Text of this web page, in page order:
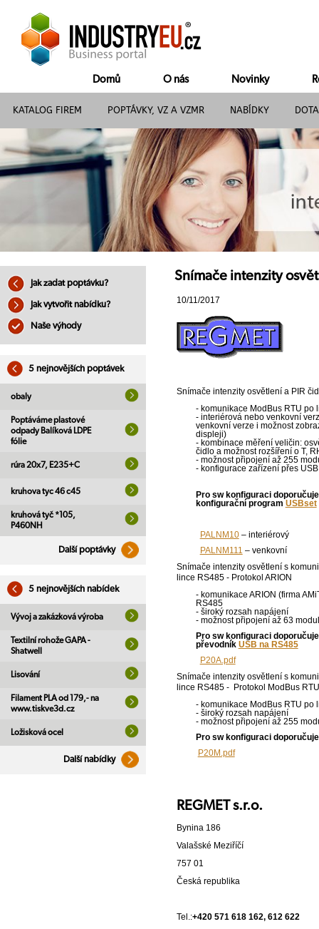
Domů O nás Novinky
KATALOG FIREM POPTÁVKY, VZ A VZMR NABÍDKY
Jak zadat poptávku?
Jak vytvořit nabídku?
Naše výhody
5 nejnovějších poptávek
obaly
Poptáváme plastové
odpady Balíková LDPE
fólie
rúra 20x7, E235+C
kruhova tyc 46 c45
kruhová tyč *105,
P460NH
Další poptávky
5 nejnovějších nabídek
Vývoj a zakázková výroba
Textilní rohože GAPA -
Shatwell
Lisování
Filament PLA od 179,- na
www.tiskve3d.cz
Ložisková ocel
Další nabídky
Snímače intenzity
10/11/2017
Snímače intenzity osvětlení a PIR
- komunikace ModBus RTU po
- interiérová nebo venkovní
venkovní verze i možnost
displeji)
- kombinace měření veličin:
čidlo a možnost rozšíření o T,
- možnost připojení až 255
- konfigurace zařízení přes
Pro sw konfiguraci
konfigurační program USBset
PALNM10– interiérový
PALNM111 – venkovní
Snímače intenzity osvětlení s
lince RS485 - Protokol ARION
- komunikace ARION (firma
RS485
- široký rozsah napájení
- možnost připojení až 63
Pro sw konfiguraci
převodník USB na RS485
P20A.pdf
Snímače intenzity osvětlení s
lince RS485 - Protokol ModBus RTU
- komunikace ModBus RTU po
- široký rozsah napájení
- možnost připojení až 255
Pro sw konfiguraci
P20M.pdf
REGMET s.r.o.
Bynina 186
Valašské Meziříčí
757 01
Česká republika
Tel.:+420 571 618 162, 612 622